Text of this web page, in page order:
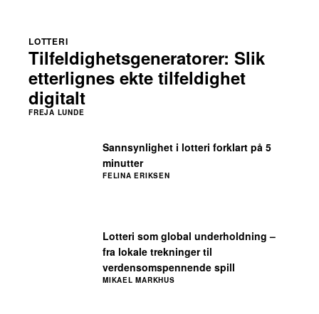
Lotteri som global underholdning –
fra lokale trekninger til
verdensomspennende spill
MIKAEL MARKHUS
Sannsynlighet i lotteri forklart på 5
minutter
FELINA ERIKSEN
Tilfeldighetsgeneratorer: Slik
etterlignes ekte tilfeldighet
digitalt
LOTTERI
FREJA LUNDE